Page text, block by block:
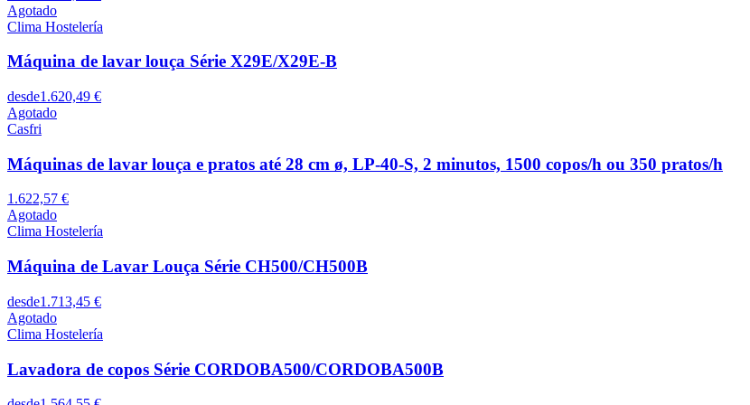
Agotado
Clima Hostelería
Máquina de lavar louça Série X29E/X29E-B
desde1.620,49 €
Agotado
Casfri
Máquinas de lavar louça e pratos até 28 cm ø, LP-40-S, 2 minutos, 1500 copos/h ou 350 pratos/h
1.622,57 €
Agotado
Clima Hostelería
Máquina de Lavar Louça Série CH500/CH500B
desde1.713,45 €
Agotado
Clima Hostelería
Lavadora de copos Série CORDOBA500/CORDOBA500B